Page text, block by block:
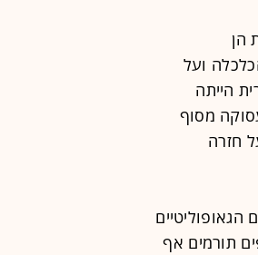
הן
ועל
הייתה
מסוף
חזרה
הגאופוליטיים
תורמים אף